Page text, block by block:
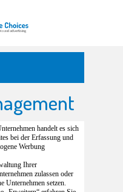
handelt es sich
bei der Erfassung und
Werbung
Ihrer
zulassen oder
Unternehmen setzen.